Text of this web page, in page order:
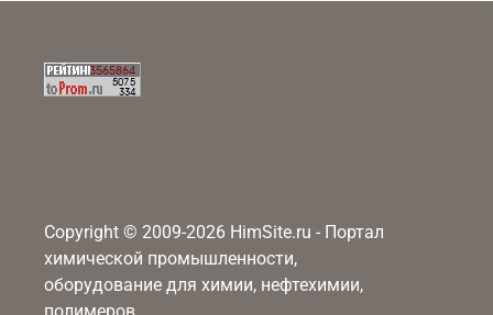
Copyright © 2009-2026 HimSite.ru - Портал
химической промышленности,
оборудование для химии, нефтехимии,